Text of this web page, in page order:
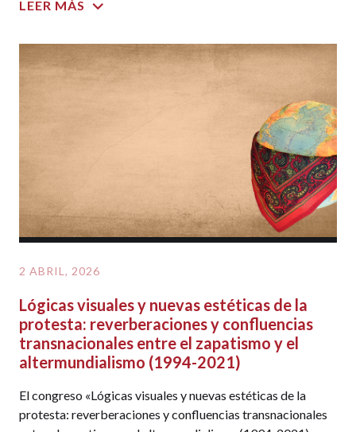
LEER MÁS
2 ABRIL, 2026
Lógicas visuales y nuevas estéticas de la
protesta: reverberaciones y confluencias
transnacionales entre el zapatismo y el
altermundialismo (1994-2021)
El congreso «Lógicas visuales y nuevas estéticas de la
protesta: reverberaciones y confluencias transnacionales